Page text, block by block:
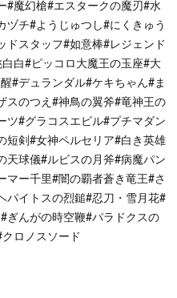
#魔幻槍#エスタークの魔刃#水
ヅチ#ようじゅつし#にくきゅう
ドスタッフ#如意棒#レジェンド
白#ピッコロ大魔王の玉座#大
#デュランダル#ケキちゃん#ま
スのつえ#神鳥の翼斧#竜神王の
ツ#グラコスエビル#プチマダン
短剣#女神ペルセリア#白き英雄
天球儀#ルビスの月斧#病魔パン
マー千里#闇の覇者蒼き竜王#さ
パイトスの烈鎚#忍刀・雪月花#
ぎんがの時空鞭#パラドクスの
ロノスソード